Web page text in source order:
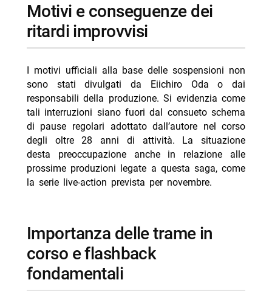
motivi e conseguenze dei
ritardi improvvisi
I motivi ufficiali alla base delle sospensioni non
sono stati divulgati da Eiichiro Oda o dai
responsabili della produzione. Si evidenzia come
tali interruzioni siano fuori dal consueto schema
di pause regolari adottato dall’autore nel corso
degli oltre 28 anni di attività. La situazione
desta preoccupazione anche in relazione alle
prossime produzioni legate a questa saga, come
la serie live-action prevista per novembre.
importanza delle trame in
corso e flashback
fondamentali